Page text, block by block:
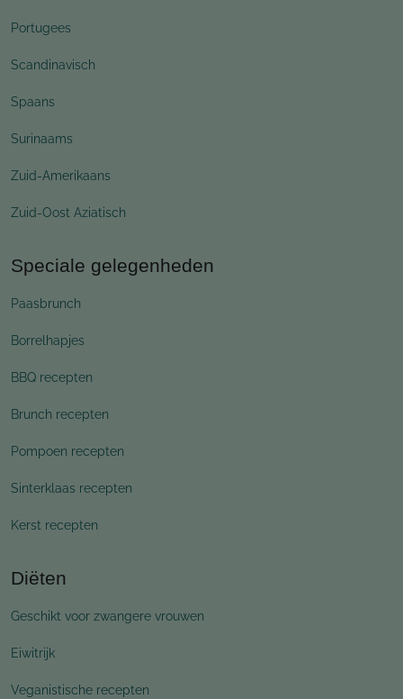
Portugees
Scandinavisch
Spaans
Surinaams
Zuid-Amerikaans
Zuid-Oost Aziatisch
Speciale gelegenheden
Paasbrunch
Borrelhapjes
BBQ recepten
Brunch recepten
Pompoen recepten
Sinterklaas recepten
Kerst recepten
Diëten
Geschikt voor zwangere vrouwen
Eiwitrijk
Veganistische recepten